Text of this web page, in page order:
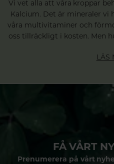
Vi vet alla att våra kroppar
Kalcium. Det är mineraler vi
våra multivitaminer och
oss tillräckligt i kosten. Men
LÄS
FÅ VÅRT
Prenumerera på vårt